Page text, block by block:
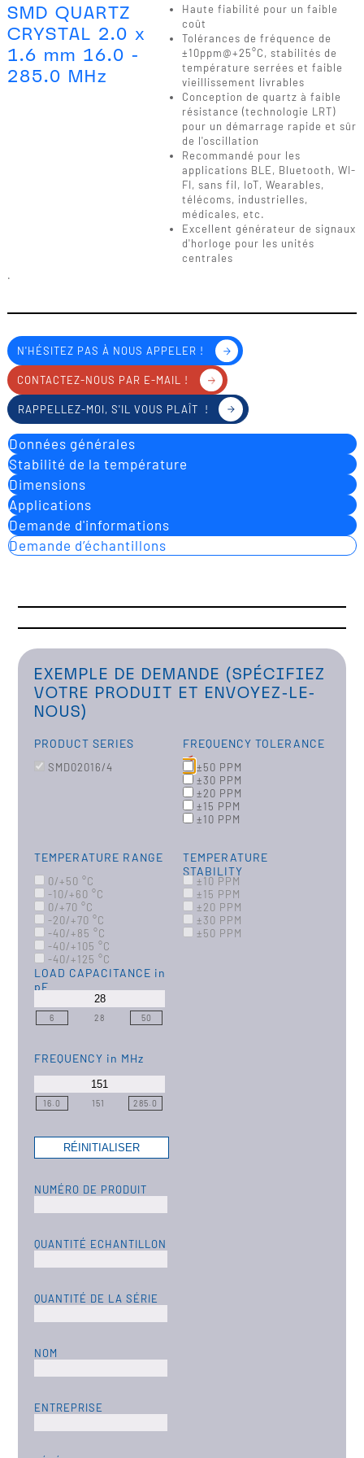
SMD QUARTZ
CRYSTAL 2.0 x
1.6 mm 16.0 -
285.0 MHz
Haute fiabilité pour un faible
coût
Tolérances de fréquence de
±10ppm@+25°C, stabilités de
température serrées et faible
vieillissement livrables
Conception de quartz à faible
résistance (technologie LRT)
pour un démarrage rapide et sûr
de l'oscillation
Recommandé pour les
applications BLE, Bluetooth, WI-
FI, sans fil, IoT, Wearables,
télécoms, industrielles,
médicales, etc.
Excellent générateur de signaux
d'horloge pour les unités
centrales
.
N'HÉSITEZ PAS À NOUS APPELER !
CONTACTEZ-NOUS PAR E-MAIL !
RAPPELLEZ-MOI, S'IL VOUS PLAÎT !
Données générales
Stabilité de la température
Dimensions
Applications
Demande d'informations
Demande d’échantillons